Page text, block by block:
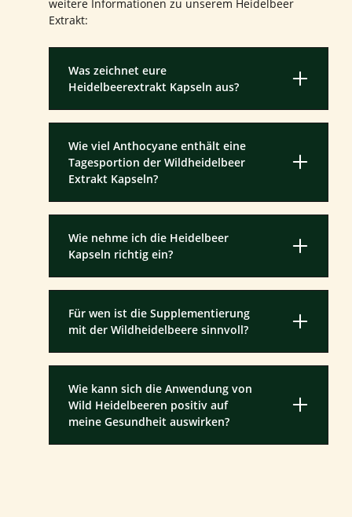
weitere Informationen zu unserem Heidelbeer
Extrakt:
Was zeichnet eure
Heidelbeerextrakt Kapseln aus?
Wie viel Anthocyane enthält eine
Tagesportion der Wildheidelbeer
Extrakt Kapseln?
Wie nehme ich die Heidelbeer
Kapseln richtig ein?
Für wen ist die Supplementierung
mit der Wildheidelbeere sinnvoll?
Wie kann sich die Anwendung von
Wild Heidelbeeren positiv auf
meine Gesundheit auswirken?